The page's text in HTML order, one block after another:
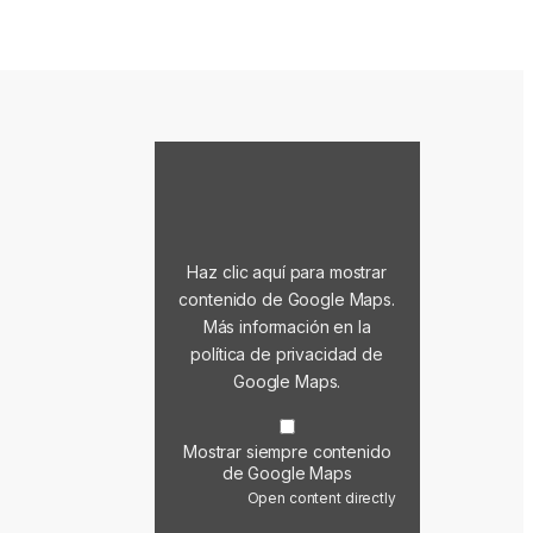
Haz clic aquí para mostrar
contenido de Google Maps.
Más información en la
política de privacidad de
Google Maps.
Mostrar siempre contenido
de Google Maps
Open content directly